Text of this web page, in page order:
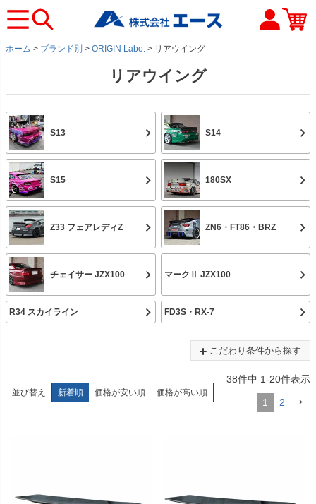
ホーム ブランド別 ORIGIN Labo. リアウイング
リアウイング
S13 S14
S15 180SX
Z33 フェアレディZ ZN6・FT86・BRZ
チェイサー JZX100 マークⅡ JZX100
R34 スカイライン FD3S・RX-7
こだわり条件から探す
並び替え 新着順 価格が安い順 価格が高い順
38件中 1-20件表示
1 2